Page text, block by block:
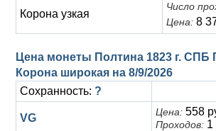
Корона узкая
Число
Цена: 8
Цена монеты Полтина 1823 г. СПБ
Корона широкая на 8/9/2026
Сохранность: ?
VG Цена: 558
Проходов: 1